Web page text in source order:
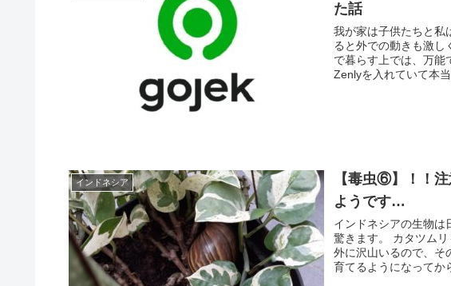
た話
我が家は子供たちと私
ると外での動きも激し
で暮らす上では、万能
Zenlyを入れていて本
インドネシア
【毒虫⑥】！！
ようです…
インドネシアの生物は
驚きます。 カタツム
外に沢山いるので、そ
育てるようになってか